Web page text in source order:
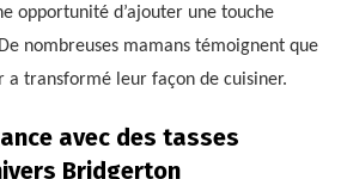
opportunité d’ajouter une touche
nombreuses mamans témoignent que
transformé leur façon de cuisiner.
avec des tasses
Bridgerton